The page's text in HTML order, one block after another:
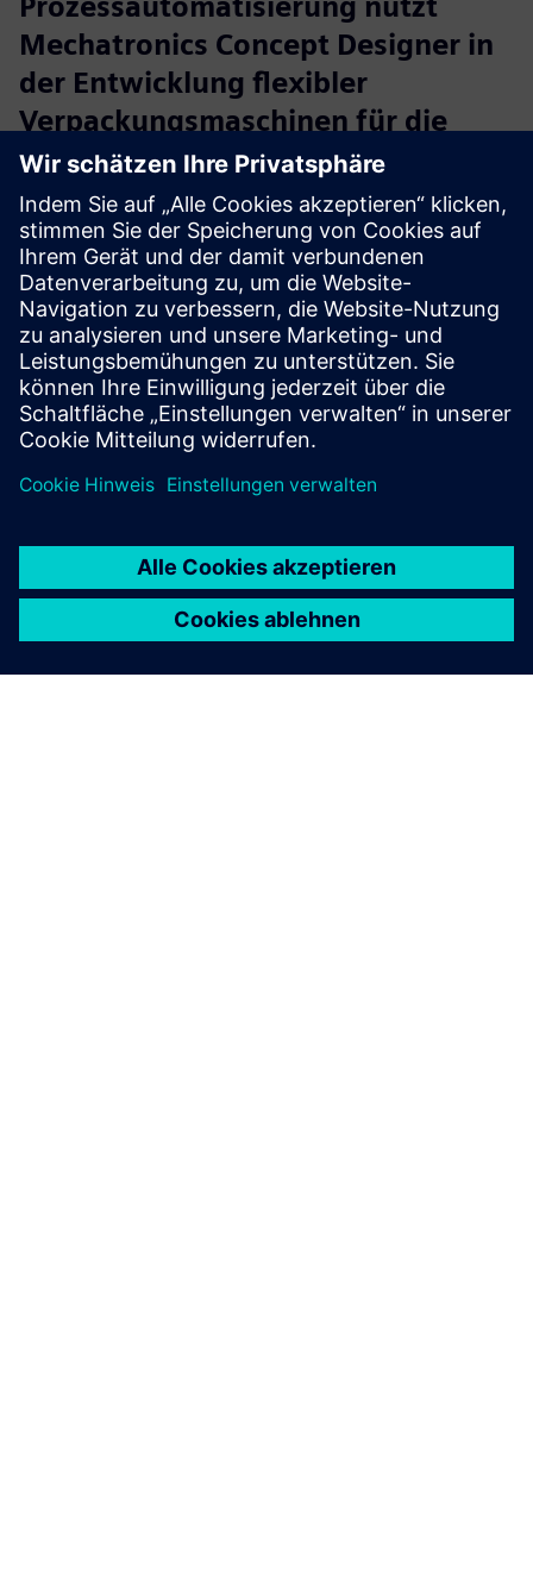
Mechatronics Concept Designer in
der Entwicklung flexibler
Verpackungsmaschinen für die
Kosmetikindustrie
Unternehmen: Festo
Branche: Industriemaschinen
Standort: Esslingen, Germany
Siemens Software: NX
Lesen